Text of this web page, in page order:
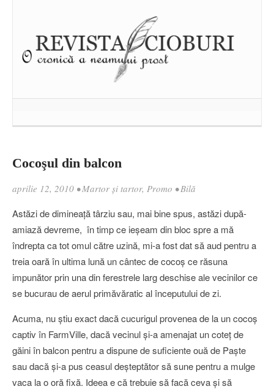
Cocoşul din balcon
aprilie 12, 2010 •Martor şi tartor, Promo •Bilă
Astăzi de dimineaţă târziu sau, mai bine spus, astăzi după-
amiază devreme, în timp ce ieşeam din bloc spre a mă
îndrepta ca tot omul către uzină, mi-a fost dat să aud pentru a
treia oară în ultima lună un cântec de cocoş ce răsuna
impunător prin una din ferestrele larg deschise ale vecinilor ce
se bucurau de aerul primăvăratic al începutului de zi.
Acuma, nu ştiu exact dacă cucurigul provenea de la un cocoş
captiv în FarmVille, dacă vecinul şi-a amenajat un coteţ de
găini în balcon pentru a dispune de suficiente ouă de Paşte
sau dacă şi-a pus ceasul deşteptător să sune pentru a mulge
vaca la o oră fixă. Ideea e că trebuie să facă ceva şi să